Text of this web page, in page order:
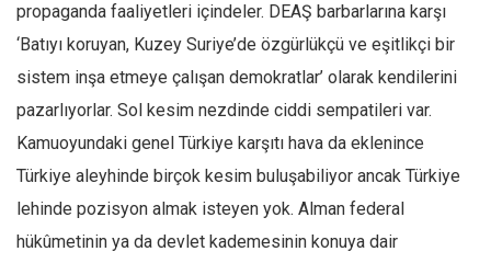
propaganda faaliyetleri içindeler. DEAŞ barbarlarına karşı
‘Batıyı koruyan, Kuzey Suriye’de özgürlükçü ve eşitlikçi bir
sistem inşa etmeye çalışan demokratlar’ olarak kendilerini
pazarlıyorlar. Sol kesim nezdinde ciddi sempatileri var.
Kamuoyundaki genel Türkiye karşıtı hava da eklenince
Türkiye aleyhinde birçok kesim buluşabiliyor ancak Türkiye
lehinde pozisyon almak isteyen yok. Alman federal
hükûmetinin ya da devlet kademesinin konuya dair